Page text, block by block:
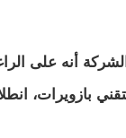
أنه على